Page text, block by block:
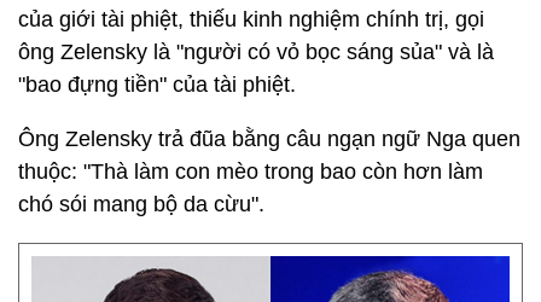
của giới tài phiệt, thiếu kinh nghiệm chính trị, gọi
ông Zelensky là "người có vỏ bọc sáng sủa" và là
"bao đựng tiền" của tài phiệt.
Ông Zelensky trả đũa bằng câu ngạn ngữ Nga quen
thuộc: "Thà làm con mèo trong bao còn hơn làm
chó sói mang bộ da cừu".